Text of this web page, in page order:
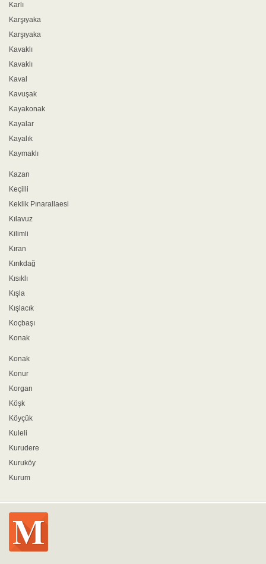
Karlı
Karşıyaka
Karşıyaka
Kavaklı
Kavaklı
Kaval
Kavuşak
Kayakonak
Kayalar
Kayalık
Kaymaklı
Kazan
Keçilli
Keklik Pınarallaesi
Kılavuz
Kilimli
Kıran
Kırıkdağ
Kısıklı
Kışla
Kışlacık
Koçbaşı
Konak
Konak
Konur
Korgan
Köşk
Köyçük
Kuleli
Kurudere
Kuruköy
Kurum